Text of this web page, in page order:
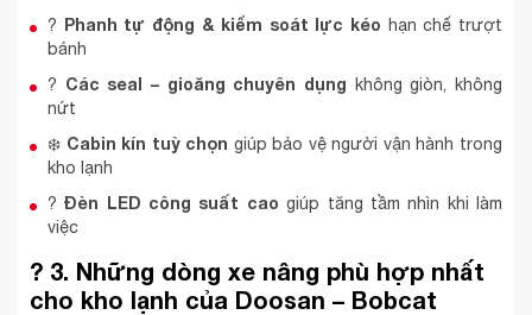
? Phanh tự động & kiểm soát lực kéo hạn chế trượt
bánh
? Các seal – gioăng chuyên dụng không giòn, không
nứt
❄️ Cabin kín tuỳ chọn giúp bảo vệ người vận hành trong
kho lạnh
?Đèn LED công suất cao giúp tăng tầm nhìn khi làm
việc
? 3. Những dòng xe nâng phù hợp nhất
cho kho lạnh của Doosan – Bobcat